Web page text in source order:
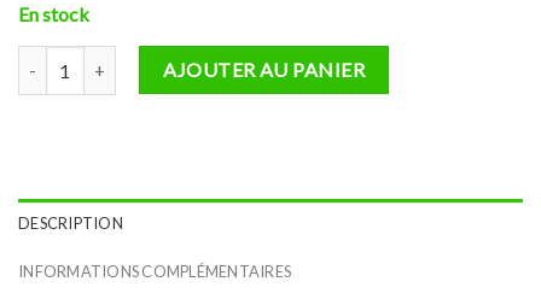
En stock
quantité de Câble blindé rigide 3x1.5 mm² Gris-Marr-Noir (Bobine de
AJOUTER AU PANIER
DESCRIPTION
INFORMATIONS COMPLÉMENTAIRES